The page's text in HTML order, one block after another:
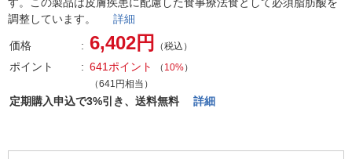
調整しています。 詳細
価格 6,402円 （税込）
ポイント 641ポイント （ 10%）
（641円相当）
定期購入申込で3%引き、送料無料 詳細